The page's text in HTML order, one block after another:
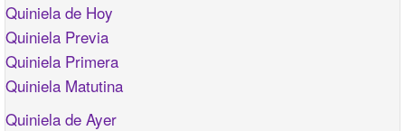
Quiniela de Hoy
Quiniela Previa
Quiniela Primera
Quiniela Matutina
Quiniela de Ayer